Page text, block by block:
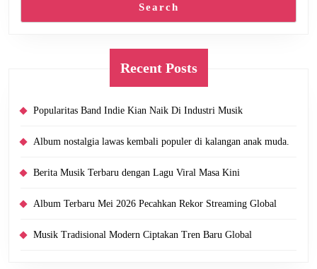
Search
Recent Posts
Popularitas Band Indie Kian Naik Di Industri Musik
Album nostalgia lawas kembali populer di kalangan anak muda.
Berita Musik Terbaru dengan Lagu Viral Masa Kini
Album Terbaru Mei 2026 Pecahkan Rekor Streaming Global
Musik Tradisional Modern Ciptakan Tren Baru Global